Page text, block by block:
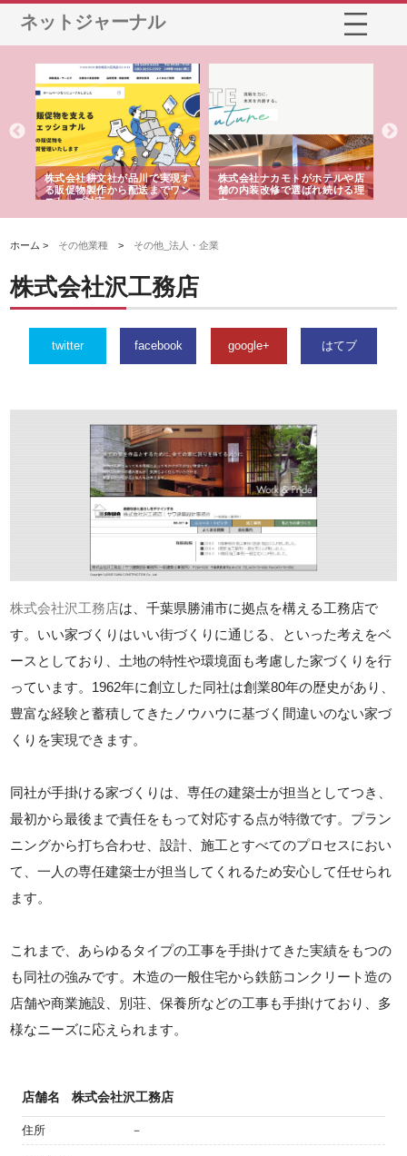
ネットジャーナル
株式会社耕文社が品川で実現す
る販促物製作から配送までワン
ストップ対応
株式会社ナカモトがホテルや店
舗の内装改修で選ばれ続ける理
由
ホーム > その他業種 > その他_法人・企業
株式会社沢工務店
twitter facebook google+ はてブ
株式会社沢工務店は、千葉県勝浦市に拠点を構える工務店で
す。いい家づくりはいい街づくりに通じる、といった考えをベ
ースとしており、土地の特性や環境面も考慮した家づくりを行
っています。1962年に創立した同社は創業80年の歴史があり、
豊富な経験と蓄積してきたノウハウに基づく間違いのない家づ
くりを実現できます。
同社が手掛ける家づくりは、専任の建築士が担当としてつき、
最初から最後まで責任をもって対応する点が特徴です。プラン
ニングから打ち合わせ、設計、施工とすべてのプロセスにおい
て、一人の専任建築士が担当してくれるため安心して任せられ
ます。
これまで、あらゆるタイプの工事を手掛けてきた実績をもつの
も同社の強みです。木造の一般住宅から鉄筋コンクリート造の
店舗や商業施設、別荘、保養所などの工事も手掛けており、多
様なニーズに応えられます。
店舗名 株式会社沢工務店
住所 －